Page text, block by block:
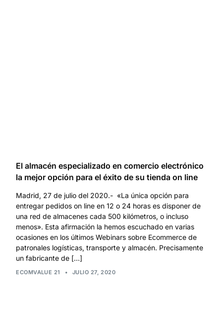
El almacén especializado en comercio electrónico
la mejor opción para el éxito de su tienda on line
Madrid, 27 de julio del 2020.- «La única opción para
entregar pedidos on line en 12 o 24 horas es disponer de
una red de almacenes cada 500 kilómetros, o incluso
menos». Esta afirmación la hemos escuchado en varias
ocasiones en los últimos Webinars sobre Ecommerce de
patronales logísticas, transporte y almacén. Precisamente
un fabricante de […]
ECOMVALUE 21 • JULIO 27, 2020